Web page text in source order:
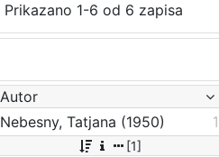
Prikazano 1-6 od 6 zapisa
Autor
Nebesny, Tatjana (1950)
1
[1]